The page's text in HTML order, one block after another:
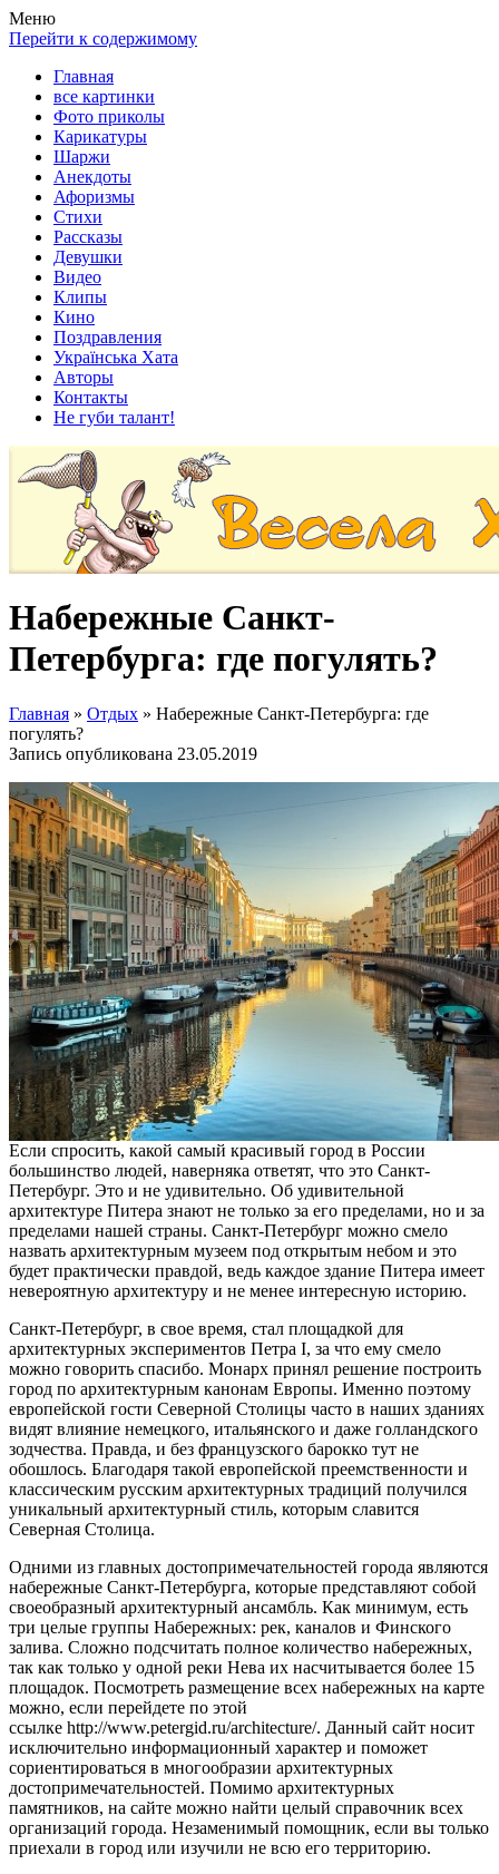
Весела хата — прикольные картинки, смешные истории,
клипы!
Покажем всем ваши фото приколы, карикатуры, шаржи, стихи,
рассказы, видео и песни!
Меню
Перейти к содержимому
Главная
все картинки
Фото приколы
Карикатуры
Шаржи
Анекдоты
Афоризмы
Стихи
Рассказы
Девушки
Видео
Клипы
Кино
Поздравления
Українська Хата
Авторы
Контакты
Не губи талант!
Набережные Санкт-
Петербурга: где погулять?
Главная » Отдых » Набережные Санкт-Петербурга: где
погулять?
Запись опубликована 23.05.2019
Если спросить, какой самый красивый город в России
большинство людей, наверняка ответят, что это Санкт-
Петербург. Это и не удивительно. Об удивительной
архитектуре Питера знают не только за его пределами, но и за
пределами нашей страны. Санкт-Петербург можно смело
назвать архитектурным музеем под открытым небом и это
будет практически правдой, ведь каждое здание Питера имеет
невероятную архитектуру и не менее интересную историю.
Санкт-Петербург, в свое время, стал площадкой для
архитектурных экспериментов Петра І, за что ему смело
можно говорить спасибо. Монарх принял решение построить
город по архитектурным канонам Европы. Именно поэтому
европейской гости Северной Столицы часто в наших зданиях
видят влияние немецкого, итальянского и даже голландского
зодчества. Правда, и без французского барокко тут не
обошлось. Благодаря такой европейской преемственности и
классическим русским архитектурных традиций получился
уникальный архитектурный стиль, которым славится
Северная Столица.
Одними из главных достопримечательностей города являются
набережные Санкт-Петербурга, которые представляют собой
своеобразный архитектурный ансамбль. Как минимум, есть
три целые группы Набережных: рек, каналов и Финского
залива. Сложно подсчитать полное количество набережных,
так как только у одной реки Нева их насчитывается более 15
площадок. Посмотреть размещение всех набережных на карте
можно, если перейдете по этой
ссылке http://www.petergid.ru/architecture/. Данный сайт носит
исключительно информационный характер и поможет
сориентироваться в многообразии архитектурных
достопримечательностей. Помимо архитектурных
памятников, на сайте можно найти целый справочник всех
организаций города. Незаменимый помощник, если вы только
приехали в город или изучили не всю его территорию.